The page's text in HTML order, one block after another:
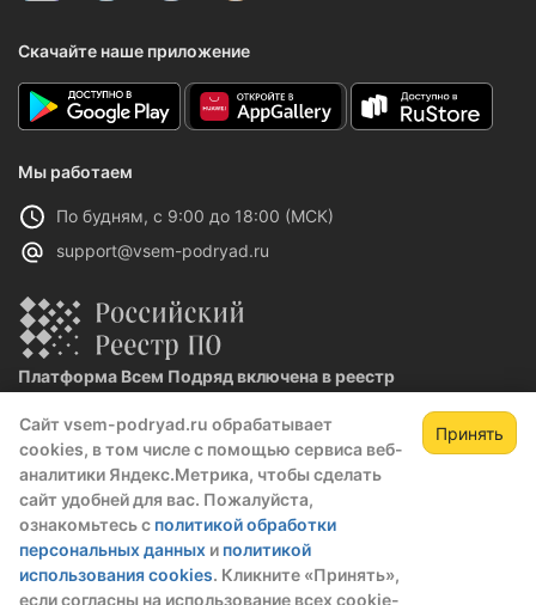
Сайт vsem-podryad.ru обрабатывает
cookies, в том числе с помощью сервиса веб-
аналитики Яндекс.Метрика, чтобы сделать
сайт удобней для вас. Пожалуйста,
ознакомьтесь с политикой обработки
персональных данных и политикой
использования cookies. Кликните «Принять»,
если согласны на использование всех cookie-
Принять
Скачайте наше приложение
Мы работаем
По будням, с 9:00 до 18:00 (МСК)
support@vsem-podryad.ru
Платформа Всем Подряд включена в реестр
Реестровая запись №32021 от 06.02.2026
Политика конфиденциальности
О компании